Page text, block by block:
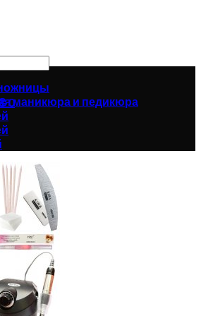
0
в магазин
маникюра и педикюра